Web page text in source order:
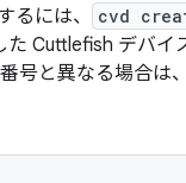
には、
cvd
Cuttlefish デバ
号と異なる場合は、